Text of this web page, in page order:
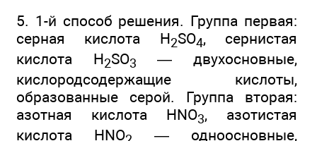
5. 1-й способ решения. Группа первая:
серная кислота H2SO4, сернистая
кислота H2SO3
— двухосновные,
кислородсодержащие кислоты,
образованные серой. Группа вторая:
азотная кислота HNO3, азотистая
кислота HNO
— одноосновные,